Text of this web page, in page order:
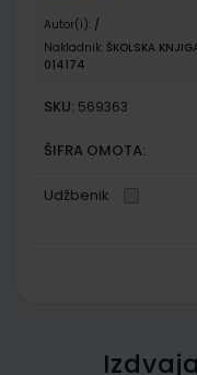
Autor(i): /
Nakladnik: ŠKOLSKA
014174
SKU: 569363
ŠIFRA OMOTA:
Udžbenik